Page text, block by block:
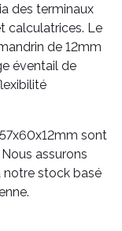
des terminaux
calculatrices. Le
de 12mm
éventail de
sont
assurons
notre stock basé